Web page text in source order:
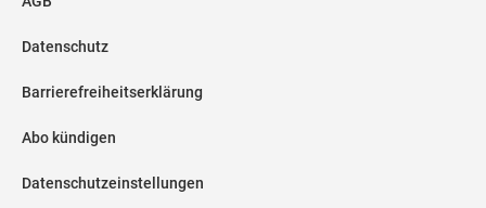
Datenschutz
Barrierefreiheitserklärung
Abo kündigen
Datenschutzeinstellungen